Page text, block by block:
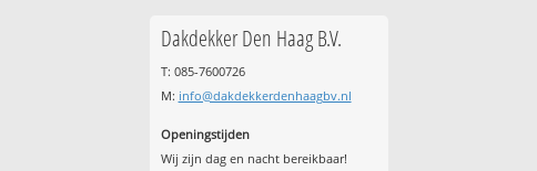
Dakdekker Den Haag B.V.
T: 085-7600726
M: info@dakdekkerdenhaagbv.nl
Openingstijden
Wij zijn dag en nacht bereikbaar!